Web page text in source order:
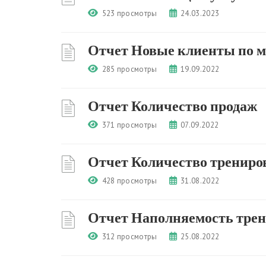
523 просмотры 24.03.2023
Отчет Новые клиенты по
285 просмотры 19.09.2022
Отчет Количество продаж
371 просмотры 07.09.2022
Отчет Количество
428 просмотры 31.08.2022
Отчет Наполняемость
312 просмотры 25.08.2022